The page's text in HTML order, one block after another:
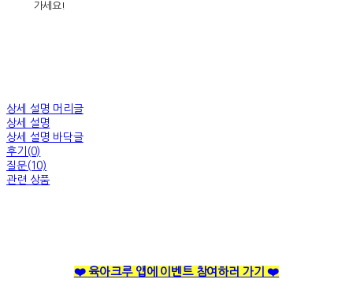
가세요!
상세 설명 머리글
상세 설명
상세 설명 바닥글
후기(0)
질문(10)
관련 상품
❤️ 육아크루 앱에 이벤트 참여하러 가기 ❤️